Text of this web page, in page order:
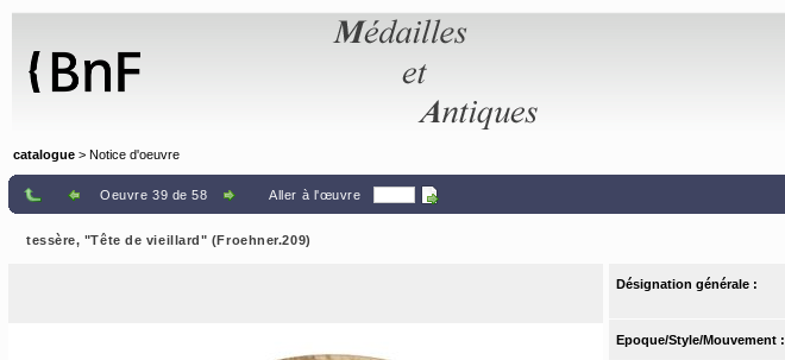
catalogue > Notice d'oeuvre
Oeuvre 39 de 58 Aller à l'œuvre
tessère, "Tête de vieillard" (Froehner.209)
Désignation générale :
Epoque/Style/Mouvement :